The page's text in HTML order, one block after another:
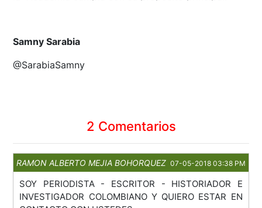
Samny Sarabia
@SarabiaSamny
2 Comentarios
RAMON ALBERTO MEJIA BOHORQUEZ 07-05-2018 03:38 PM
SOY PERIODISTA - ESCRITOR - HISTORIADOR E
INVESTIGADOR COLOMBIANO Y QUIERO ESTAR EN